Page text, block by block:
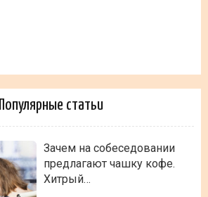
Популярные статьи
Зачем на собеседовании
предлагают чашку кофе.
Хитрый…